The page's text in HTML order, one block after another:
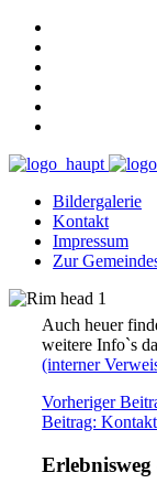
Bildergalerie
Kontakt
Impressum
Zur
Auch heuer
weitere Info`s
(interner
Vorheriger
Beitrag: